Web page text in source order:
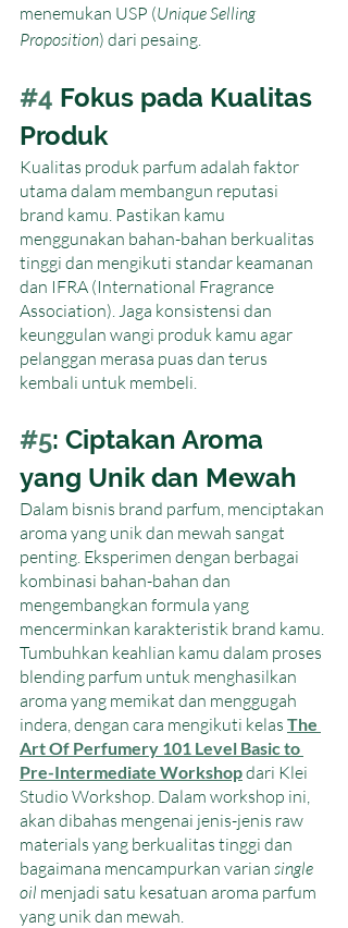
menemukan USP (Unique Selling
Proposition) dari pesaing.
#4 Fokus pada Kualitas
Produk
Kualitas produk parfum adalah faktor
utama dalam membangun reputasi
brand kamu. Pastikan kamu
menggunakan bahan-bahan berkualitas
tinggi dan mengikuti standar keamanan
dan IFRA (International Fragrance
Association). Jaga konsistensi dan
keunggulan wangi produk kamu agar
pelanggan merasa puas dan terus
kembali untuk membeli.
#5: Ciptakan Aroma
yang Unik dan Mewah
Dalam bisnis brand parfum, menciptakan
aroma yang unik dan mewah sangat
penting. Eksperimen dengan berbagai
kombinasi bahan-bahan dan
mengembangkan formula yang
mencerminkan karakteristik brand kamu.
Tumbuhkan keahlian kamu dalam proses
blending parfum untuk menghasilkan
aroma yang memikat dan menggugah
indera, dengan cara mengikuti kelas The
Art Of Perfumery 101 Level Basic to
Pre-Intermediate Workshopdari Klei
Studio Workshop. Dalam workshop ini,
akan dibahas mengenai jenis-jenis raw
materials yang berkualitas tinggi dan
bagaimana mencampurkan varian single
oil menjadi satu kesatuan aroma parfum
yang unik dan mewah.